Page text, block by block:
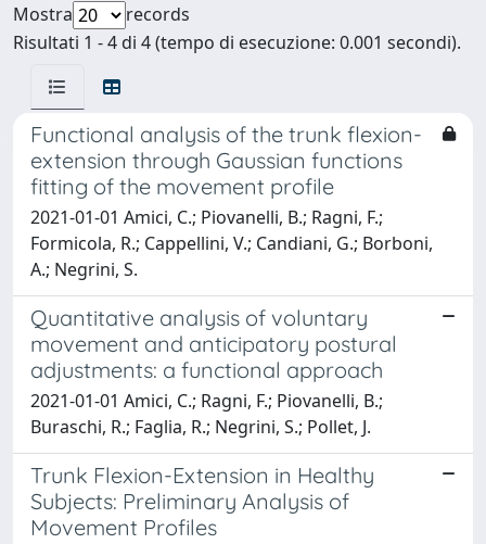
Mostra
records
Risultati 1 - 4 di 4 (tempo di esecuzione: 0.001 secondi).
Functional analysis of the trunk flexion-
extension through Gaussian functions
fitting of the movement profile
2021-01-01 Amici, C.; Piovanelli, B.; Ragni, F.;
Formicola, R.; Cappellini, V.; Candiani, G.; Borboni,
A.; Negrini, S.
Quantitative analysis of voluntary
movement and anticipatory postural
adjustments: a functional approach
2021-01-01 Amici, C.; Ragni, F.; Piovanelli, B.;
Buraschi, R.; Faglia, R.; Negrini, S.; Pollet, J.
Trunk Flexion-Extension in Healthy
Subjects: Preliminary Analysis of
Movement Profiles